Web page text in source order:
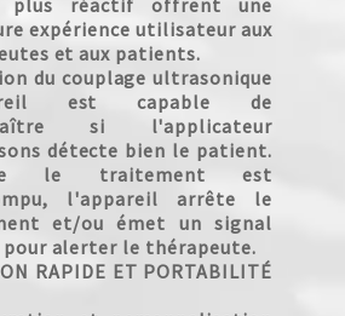
plus réactif offrent une
expérience utilisateur aux
et aux patients.
du couplage ultrasonique
est capable de
si l'applicateur
détecte bien le patient.
le traitement est
l'appareil arrête le
et/ou émet un signal
pour alerter le thérapeute.
RAPIDE ET PORTABILITÉ